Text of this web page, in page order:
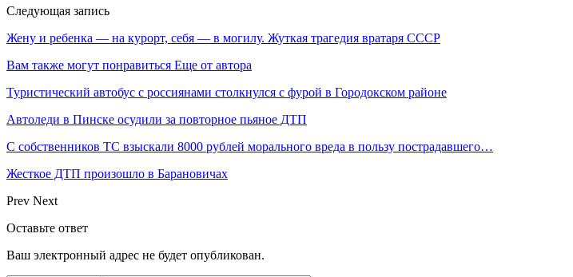
Следующая запись
Жену и ребенка — на курорт, себя — в могилу. Жуткая трагедия вратаря СССР
Вам также могут понравиться Еще от автора
Туристический автобус с россиянами столкнулся с фурой в Городокском районе
Автоледи в Пинске осудили за повторное пьяное ДТП
С собственников ТС взыскали 8000 рублей морального вреда в пользу пострадавшего…
Жесткое ДТП произошло в Барановичах
Prev Next
Оставьте ответ
Ваш электронный адрес не будет опубликован.